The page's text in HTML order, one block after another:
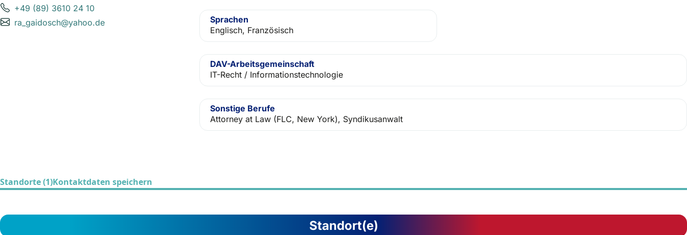
+49 (89) 3610 24 10
ra_gaidosch@yahoo.de
Sprachen
Englisch, Französisch
DAV-Arbeitsgemeinschaft
IT-Recht / Informationstechnologie
Sonstige Berufe
Attorney at Law (FLC, New York), Syndikusanwalt
Standorte (1)Kontaktdaten speichern
Standort(e)